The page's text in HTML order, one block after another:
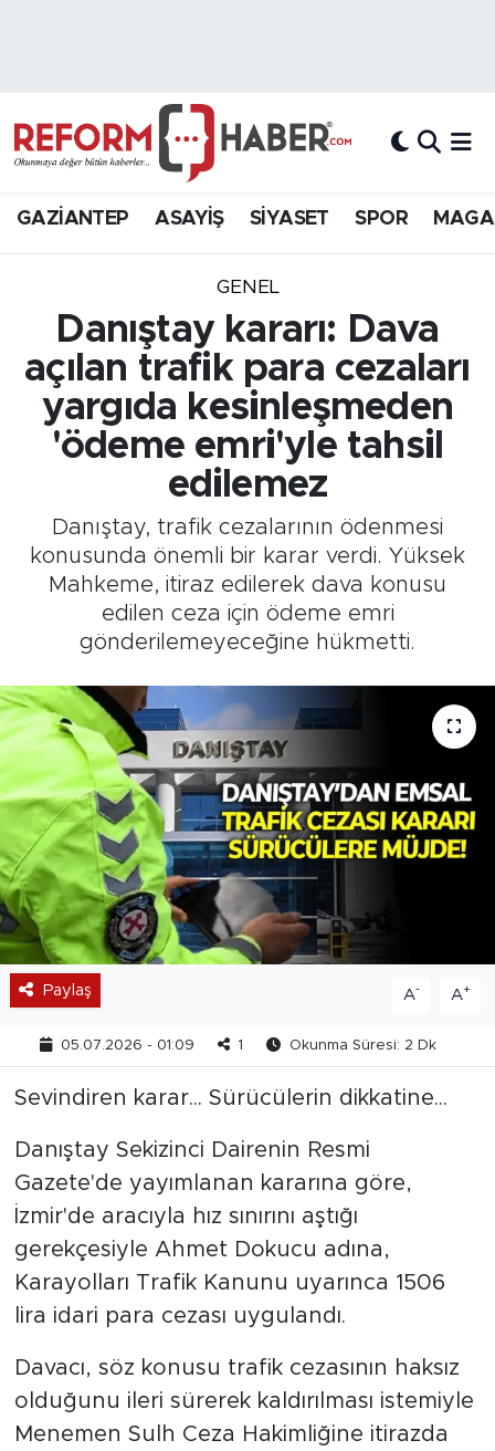
GAZİANTEP ASAYİŞ SİYASET SPOR
GENEL
Danıştay kararı: Dava
açılan trafik para cezaları
yargıda kesinleşmeden
'ödeme emri'yle tahsil
edilemez
Danıştay, trafik cezalarının ödenmesi
konusunda önemli bir karar verdi. Yüksek
Mahkeme, itiraz edilerek dava konusu
edilen ceza için ödeme emri
gönderilemeyeceğine hükmetti.
Paylaş A- A+
05.07.2026 - 01:09 1 Okunma Süresi: 2 Dk
Sevindiren karar... Sürücülerin dikkatine...
Danıştay Sekizinci Dairenin Resmi
Gazete'de yayımlanan kararına göre,
İzmir'de aracıyla hız sınırını aştığı
gerekçesiyle Ahmet Dokucu adına,
Karayolları Trafik Kanunu uyarınca 1506
lira idari para cezası uygulandı.
Davacı, söz konusu trafik cezasının haksız
olduğunu ileri sürerek kaldırılması istemiyle
Menemen Sulh Ceza Hakimliğine itirazda
Hava Durumu
Süper Lig Puan Durumu ve Fikstür
Son Dakika Haberleri
Haber Arşivi